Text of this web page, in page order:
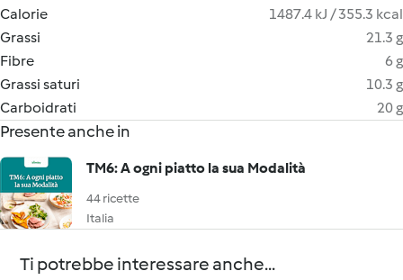
Calorie
1487.4 kJ / 355.3 kcal
Grassi
21.3 g
Fibre
6 g
Grassi saturi
10.3 g
Carboidrati
20 g
Presente anche in
TM6: A ogni piatto la sua Modalità
44 ricette
Italia
Ti potrebbe interessare anche...